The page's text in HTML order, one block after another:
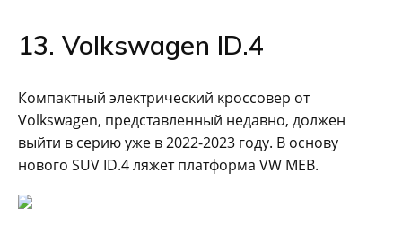
13. Volkswagen ID.4
Компактный электрический кроссовер от
Volkswagen, представленный недавно, должен
выйти в серию уже в 2022-2023 году. В основу
нового SUV ID.4 ляжет платформа VW MEB.